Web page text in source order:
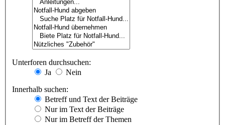
Unterforen durchsuchen:
Ja
Nein
Innerhalb suchen:
Betreff und Text der Beiträge
Nur im Text der Beiträge
Nur im Betreff der Themen